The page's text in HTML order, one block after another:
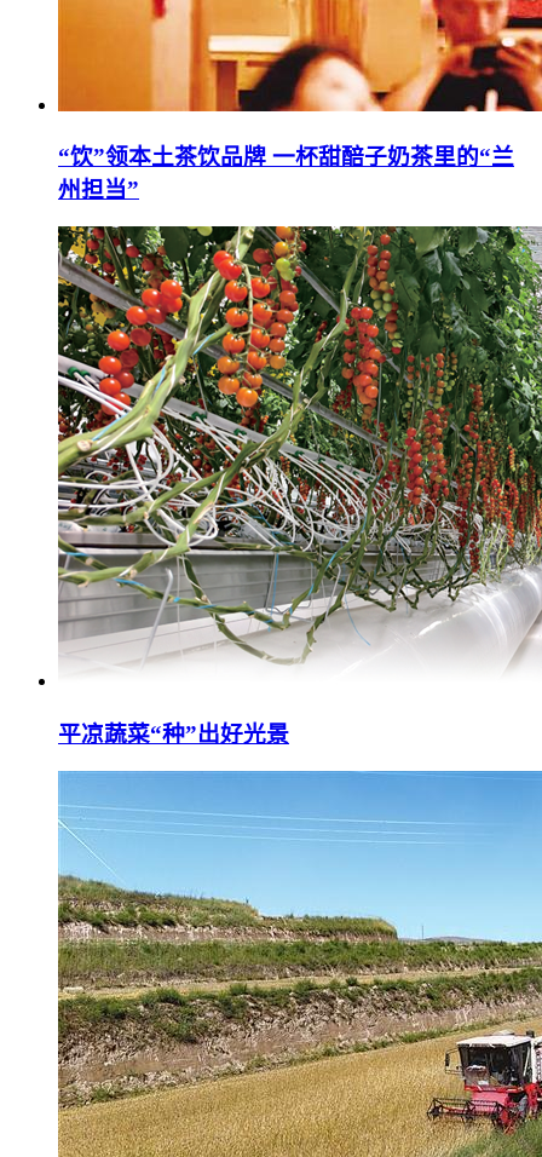
“饮”领本土茶饮品牌 一杯甜醅子奶茶里的“兰
州担当”
平凉蔬菜“种”出好光景